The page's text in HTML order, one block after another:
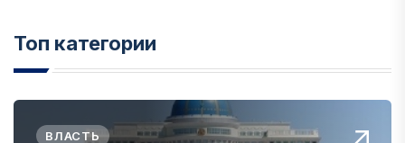
Топ категории
ВЛАСТЬ